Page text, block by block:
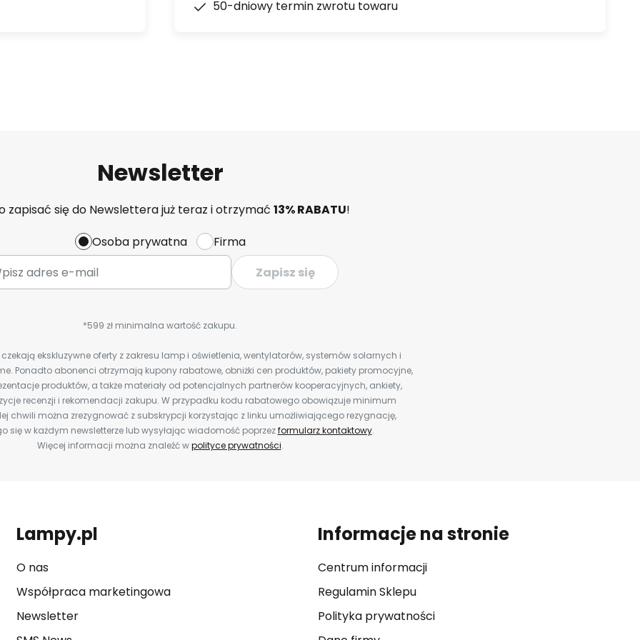
50-dniowy termin zwrotu towaru
Newsletter
zapisać się do Newslettera już teraz i otrzymać 13% RABATU!
Osoba prywatna
Firma
Zapisz się
*599 zł minimalna wartość zakupu.
ekskluzywne oferty z zakresu lamp i oświetlenia, wentylatorów, systemów solarnych i
Ponadto abonenci otrzymają kupony rabatowe, obniżki cen produktów, pakiety promocyjne,
produktów, a także materiały od potencjalnych partnerów kooperacyjnych, ankiety,
recenzji i rekomendacji zakupu. W przypadku kodu rabatowego obowiązuje minimum
chwili można zrezygnować z subskrypcji korzystając z linku umożliwiającego rezygnację,
się w każdym newsletterze lub wysyłając wiadomość poprzezformularz kontaktowy.
Więcej informacji można znaleźć wpolityce prywatności.
Lampy.pl
O nas
Współpraca marketingowa
Newsletter
Informacje na stronie
Centrum informacji
Regulamin Sklepu
Polityka prywatności